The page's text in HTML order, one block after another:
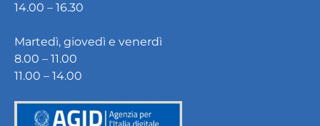
14.00 – 16.30
Martedì, giovedì e venerdì
8.00 – 11.00
11.00 – 14.00